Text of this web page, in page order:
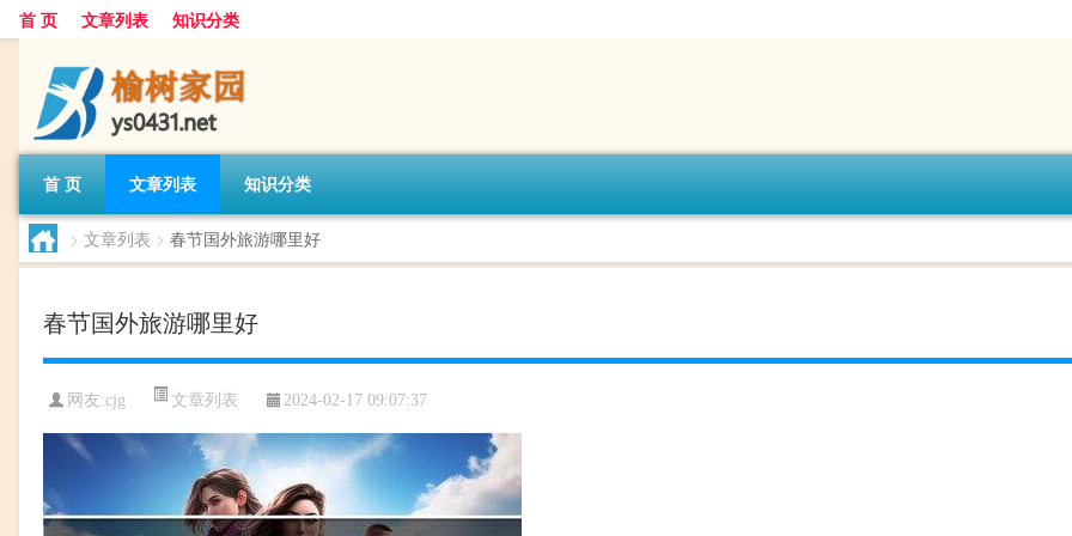
首 页 文章列表 知识分类
首 页 文章列表 知识分类
> 文章列表 > 春节国外旅游哪里好
春节国外旅游哪里好
网友:cjg 文章列表 2024-02-17 09:07:37